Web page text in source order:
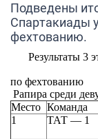
Подведены
Спартакиады
фехтованию.
Результаты 3
по фехтованию
Рапира среди
Место Команда
1
ТАТ — 1